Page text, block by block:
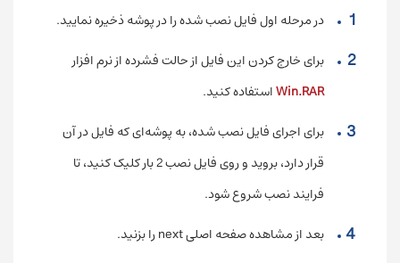
در مرحله اول فایل نصب شده را در پوشه ذخیره نمایید.
برای خارج کردن این فایل از حالت فشرده از نرم افزار
Win.RARاستفاده کنید.
برای اجرای فایل نصب شده، به پوشه‌ای که فایل در آن
قرار دارد، بروید و روی فایل نصب 2 بار کلیک کنید، تا
فرایند نصب شروع شود.
بعد از مشاهده صفحه اصلی next را بزنید.